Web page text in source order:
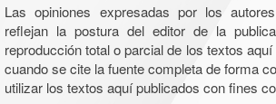
Las opiniones expresadas por los
reflejan la postura del editor de la
reproducción total o parcial de los textos
cuando se cite la fuente completa de forma
utilizar los textos aquí publicados con fines